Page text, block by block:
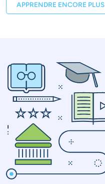
APPRENDRE ENCORE PLUS